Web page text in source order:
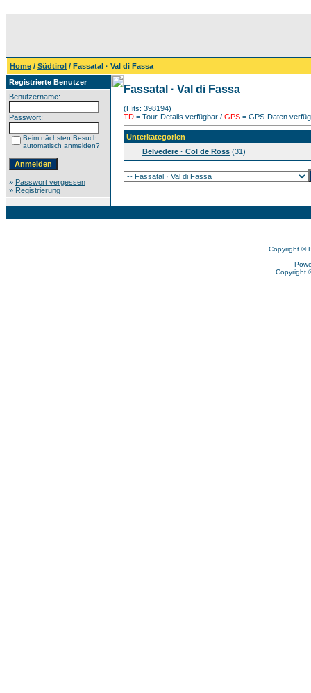
Home / Südtirol / Fassatal · Val di Fassa
Registrierte Benutzer
Benutzername:
Passwort:
Beim nächsten Besuch
automatisch anmelden?
» Passwort vergessen
» Registrierung
Fassatal · Val di Fassa
(Hits: 398194)
TD = Tour-Details verfügbar / GPS = GPS-Daten
Unterkategorien
Belvedere · Col de Ross (31)
Copyright ©
Copyright